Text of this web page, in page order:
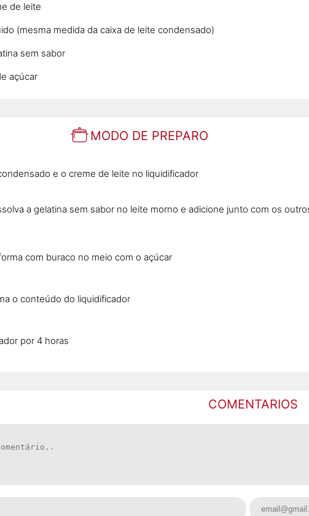
de leite
(mesma medida da caixa de leite condensado)
sem sabor
açúcar
MODO DE PREPARO
e o creme de leite no liquidificador
a gelatina sem sabor no leite morno e adicione junto com os
com buraco no meio com o açúcar
o conteúdo do liquidificador
por 4 horas
COMENTARIOS